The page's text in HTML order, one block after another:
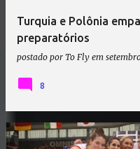
Turquia e Polônia
preparatórios
postado por To Fly em
8